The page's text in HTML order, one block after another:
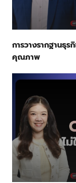
การวางรากฐานธุ
คุณภาพ